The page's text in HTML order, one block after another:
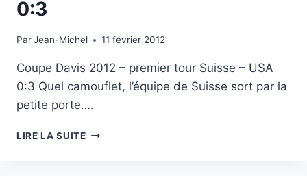
0:3
ParJean-Michel
10 février 2012 11 février 2012
Coupe Davis 2012 – premier tour Suisse – USA
0:3 Quel camouflet, l’équipe de Suisse sort par la
petite porte….
LIRE LA SUITECOUPE